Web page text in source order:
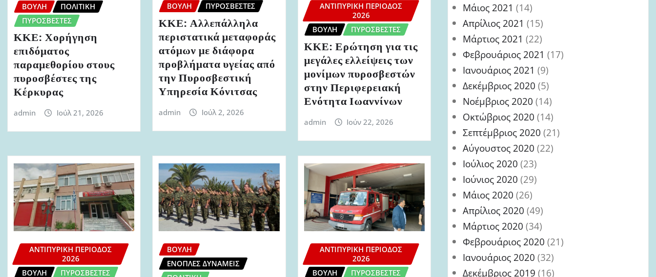
ΒΟΥΛΉ
ΠΟΛΙΤΙΚΉ
ΠΥΡΟΣΒΈΣΤΕΣ
ΚΚΕ: Χορήγηση
επιδόματος
παραμεθορίου στους
πυροσβέστες της
Κέρκυρας
admin Ιούλ 21, 2026
ΒΟΥΛΉ ΠΥΡΟΣΒΈΣΤΕΣ
ΚΚΕ: Αλλεπάλληλα
περιστατικά μεταφοράς
ατόμων με διάφορα
προβλήματα υγείας από
την Πυροσβεστική
Υπηρεσία Κόνιτσας
admin Ιούλ 2, 2026
ΑΝΤΙΠΥΡΙΚΉ ΠΕΡΊΟΔΟΣ
2026
ΒΟΥΛΉ
ΠΥΡΟΣΒΈΣΤΕΣ
ΚΚΕ: Ερώτηση για τις
μεγάλες ελλείψεις των
μονίμων πυροσβεστών
στην Περιφερειακή
Ενότητα Ιωαννίνων
admin Ιούν 22, 2026
ΑΝΤΙΠΥΡΙΚΉ ΠΕΡΊΟΔΟΣ
2026
ΒΟΥΛΉ
ΠΥΡΟΣΒΈΣΤΕΣ
ΒΟΥΛΉ
ΈΝΟΠΛΕΣ ΔΥΝΆΜΕΙΣ
ΑΝΤΙΠΥΡΙΚΉ ΠΕΡΊΟΔΟΣ
2026
ΒΟΥΛΉ
ΠΥΡΟΣΒΈΣΤΕΣ
Μάιος 2021 (14)
Απρίλιος 2021 (15)
Μάρτιος 2021 (22)
Φεβρουάριος 2021 (17)
Ιανουάριος 2021 (9)
Δεκέμβριος 2020 (5)
Νοέμβριος 2020 (14)
Οκτώβριος 2020 (14)
Σεπτέμβριος 2020 (21)
Αύγουστος 2020 (22)
Ιούλιος 2020 (23)
Ιούνιος 2020 (29)
Μάιος 2020 (26)
Απρίλιος 2020 (49)
Μάρτιος 2020 (34)
Φεβρουάριος 2020 (21)
Ιανουάριος 2020 (32)
Δεκέμβριος 2019 (16)